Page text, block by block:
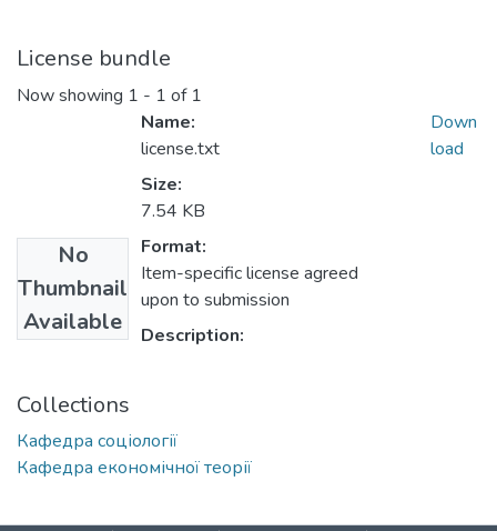
License bundle
Now showing 1 - 1 of 1
No
Thumbnail
Available
Name:
license.txt
Size:
7.54 KB
Format:
Item-specific license agreed
upon to submission
Description:
Down
load
Collections
Кафедра соціології
Кафедра економічної теорії